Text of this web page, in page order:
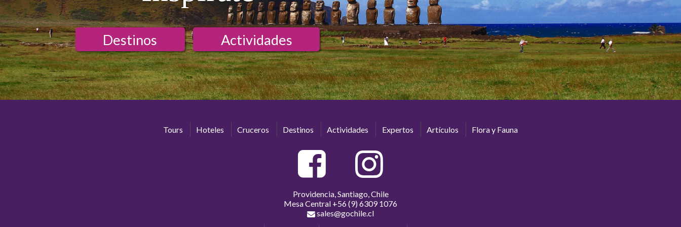
Destinos Actividades
Tours Hoteles Cruceros Destinos Actividades Expertos Artículos Flora y Fauna
Providencia, Santiago, Chile
Mesa Central +56 (9) 6309 1076
sales@gochile.cl